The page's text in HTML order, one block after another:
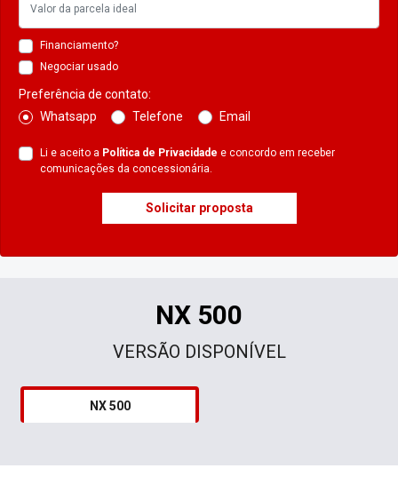
Financiamento?
Negociar usado
Preferência de contato:
Whatsapp
Telefone Email
Li e aceito a Política de Privacidade e concordo em receber
comunicações da concessionária.
Solicitar proposta
NX 500
VERSÃO DISPONÍVEL
NX 500